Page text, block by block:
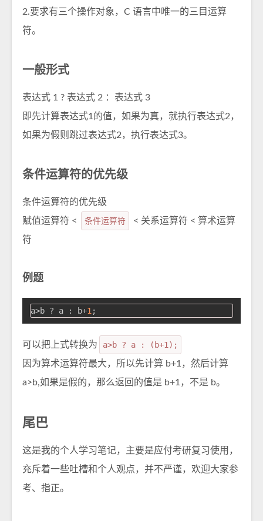
2.要求有三个操作对象，C 语言中唯一的三目运算
符。
一般形式
表达式 1 ? 表达式 2 ：表达式 3
即先计算表达式1的值，如果为真，就执行表达式2，
如果为假则跳过表达式2，执行表达式3。
条件运算符的优先级
条件运算符的优先级
赋值运算符 <
条件运算符
< 关系运算符 < 算术运算
符
例题
a>b ? a : b+1
可以把上式转换为
a>b ? a : (b+1);
因为算术运算符最大，所以先计算 b+1，然后计算
a>b,如果是假的，那么返回的值是 b+1，不是 b。
尾巴
这是我的个人学习笔记，主要是应付考研复习使用，
充斥着一些吐槽和个人观点，并不严谨，欢迎大家参
考、指正。